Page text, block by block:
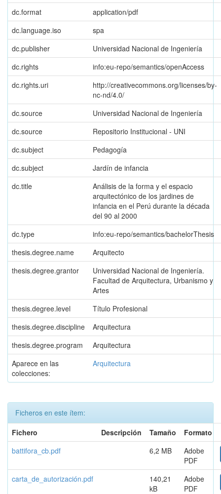
dc.format
application/pdf
dc.language.iso
spa
dc.publisher
Universidad Nacional de Ingeniería
dc.rights
info:eu-repo/semantics/openAccess
dc.rights.uri
http://creativecommons.org/licenses/by-
nc-nd/4.0/
dc.source
Universidad Nacional de Ingeniería
dc.source
Repositorio Institucional - UNI
dc.subject
Pedagogía
dc.subject
Jardín de infancia
dc.title
Análisis de la forma y el espacio
arquitectónico de los jardines de
infancia en el Perú durante la década
del 90 al 2000
dc.type
info:eu-repo/semantics/bachelorThesis
thesis.degree.name
Arquitecto
thesis.degree.grantor
Universidad Nacional de Ingeniería.
Facultad de Arquitectura, Urbanismo y
Artes
thesis.degree.level
Título Profesional
thesis.degree.discipline
Arquitectura
thesis.degree.program
Arquitectura
Aparece en las
colecciones:
Arquitectura
Ficheros en este ítem:
Fichero
Descripción Tamaño
Formato
battifora_cb.pdf
6,2 MB
Adobe
PDF
carta_de_autorización.pdf
140,21
kB
Adobe
PDF